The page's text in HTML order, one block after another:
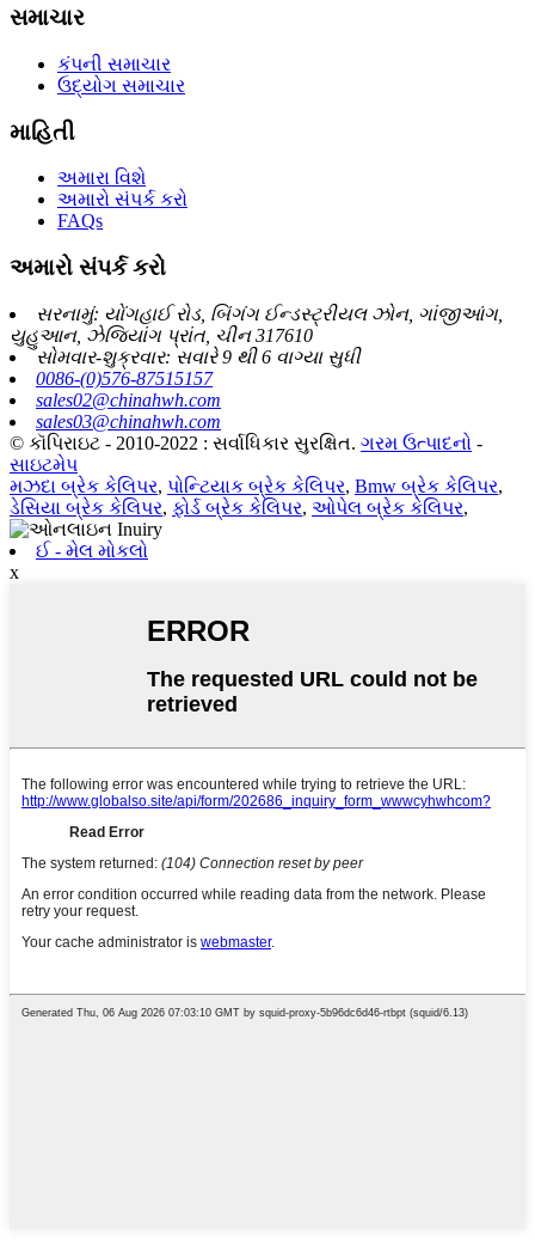
સમાચાર
કંપની સમાચાર
ઉદ્યોગ સમાચાર
માહિતી
અમારા વિશે
અમારો સંપર્ક કરો
FAQs
અમારો સંપર્ક કરો
સરનામું: યોંગહાઈ રોડ, બિંગંગ ઈન્ડસ્ટ્રીયલ ઝોન, ગાંજીઆંગ,
યુહુઆન, ઝેજિયાંગ પ્રાંત, ચીન 317610
સોમવાર-શુક્રવાર: સવારે 9 થી 6 વાગ્યા સુધી
0086-(0)576-87515157
sales02@chinahwh.com
sales03@chinahwh.com
© કૉપિરાઇટ - 2010-2022 : સર્વાધિકાર સુરક્ષિત. ગરમ ઉત્પાદનો -
સાઇટમેપ
મઝદા બ્રેક કેલિપર, પોન્ટિયાક બ્રેક કેલિપર, Bmw બ્રેક કેલિપર,
ડેસિયા બ્રેક કેલિપર, ફોર્ડ બ્રેક કેલિપર, ઓપેલ બ્રેક કેલિપર,
ઈ - મેલ મોકલો
x